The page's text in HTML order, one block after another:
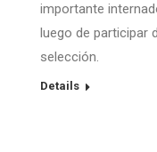
importante
luego de participar
selección.
Details